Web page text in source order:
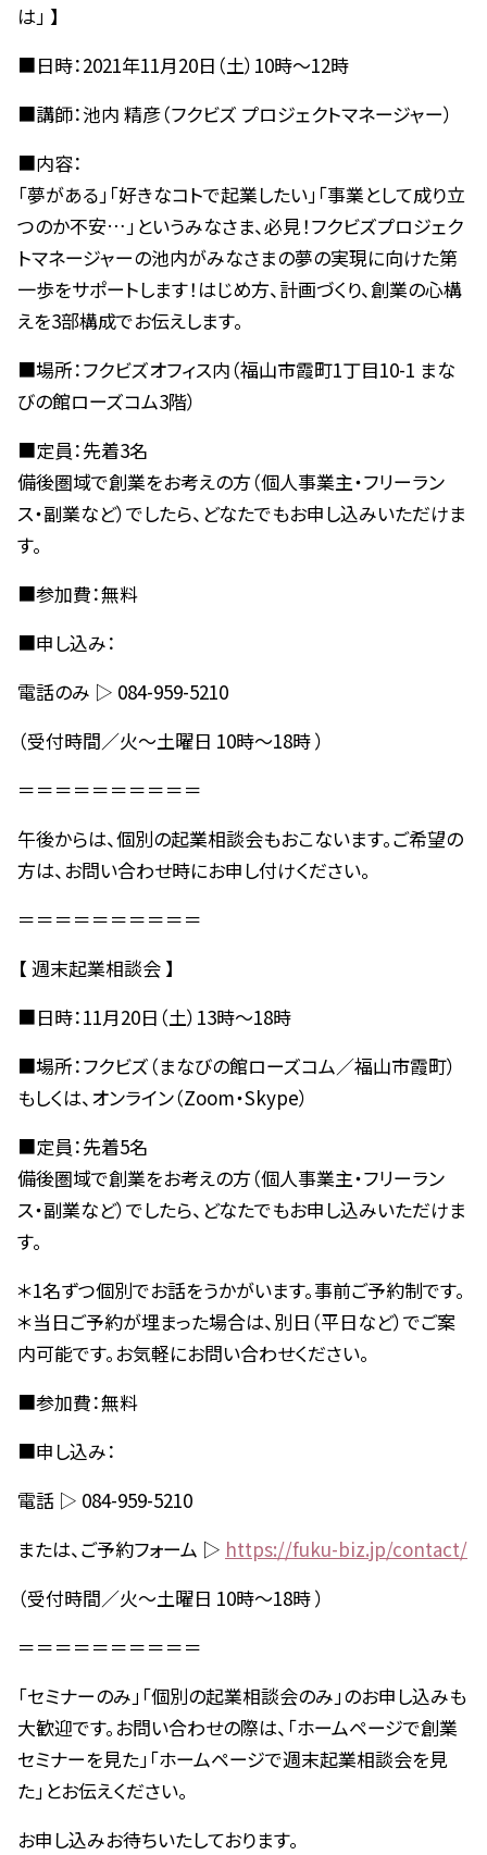
は」 】
■日時：2021年11月20日（土）10時～12時
■講師：池内 精彦（フクビズ プロジェクトマネージャー）
■内容：
「夢がある」「好きなコトで起業したい」「事業として成り立
つのか不安…」というみなさま、必見！フクビズプロジェク
トマネージャーの池内がみなさまの夢の実現に向けた第
一歩をサポートします！はじめ方、計画づくり、創業の心構
えを3部構成でお伝えします。
■場所：フクビズオフィス内（福山市霞町1丁目10-1 まな
びの館ローズコム3階）
■定員：先着3名
備後圏域で創業をお考えの方（個人事業主・フリーラン
ス・副業など）でしたら、どなたでもお申し込みいただけま
す。
■参加費：無料
■申し込み：
電話のみ ▷ 084-959-5210
（受付時間／火～土曜日 10時～18時 ）
＝＝＝＝＝＝＝＝＝＝
午後からは、個別の起業相談会もおこないます。ご希望の
方は、お問い合わせ時にお申し付けください。
＝＝＝＝＝＝＝＝＝＝
【 週末起業相談会 】
■日時：11月20日（土）13時～18時
■場所：フクビズ（まなびの館ローズコム／福山市霞町）
もしくは、オンライン（Zoom・Skype）
■定員：先着5名
備後圏域で創業をお考えの方（個人事業主・フリーラン
ス・副業など）でしたら、どなたでもお申し込みいただけま
す。
＊1名ずつ個別でお話をうかがいます。事前ご予約制です。
＊当日ご予約が埋まった場合は、別日（平日など）でご案
内可能です。お気軽にお問い合わせください。
■参加費：無料
■申し込み：
電話 ▷ 084-959-5210
または、ご予約フォーム ▷ https://fuku-biz.jp/contact/
（受付時間／火～土曜日 10時～18時 ）
＝＝＝＝＝＝＝＝＝＝
「セミナーのみ」「個別の起業相談会のみ」のお申し込みも
大歓迎です。お問い合わせの際は、「ホームページで創業
セミナーを見た」「ホームページで週末起業相談会を見
た」とお伝えください。
お申し込みお待ちいたしております。